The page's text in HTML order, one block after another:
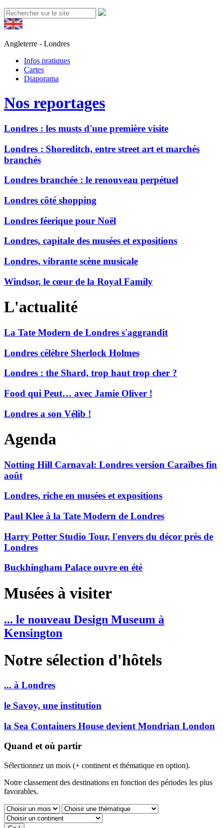
Angleterre - Londres
Infos pratiques
Cartes
Diaporama
Nos reportages
Londres : les musts d'une première visite
Londres : Shoreditch, entre street art et marchés
branchés
Londres branchée : le renouveau perpétuel
Londres côté shopping
Londres féerique pour Noël
Londres, capitale des musées et expositions
Londres, vibrante scène musicale
Windsor, le cœur de la Royal Family
L'actualité
La Tate Modern de Londres s'aggrandit
Londres célèbre Sherlock Holmes
Londres : the Shard, trop haut trop cher ?
Food qui Peut… avec Jamie Oliver !
Londres a son Vélib !
Agenda
Notting Hill Carnaval: Londres version Caraïbes fin
août
Londres, riche en musées et expositions
Paul Klee à la Tate Modern de Londres
Harry Potter Studio Tour, l'envers du décor près de
Londres
Buckhingham Palace ouvre en été
Musées à visiter
... le nouveau Design Museum à
Kensington
Notre sélection d'hôtels
... à Londres
le Savoy, une institution
la Sea Containers House devient Mondrian London
Quand et où partir
Sélectionnez un mois (+ continent et thématique en option).
Notre classement des destinations en fonction des périodes les plus
favorables.